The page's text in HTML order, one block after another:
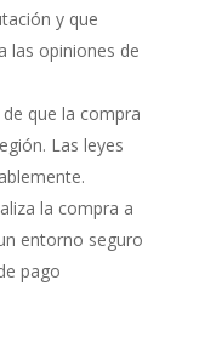
y que
las opiniones de
que la compra
Las leyes
la compra a
entorno seguro
pago